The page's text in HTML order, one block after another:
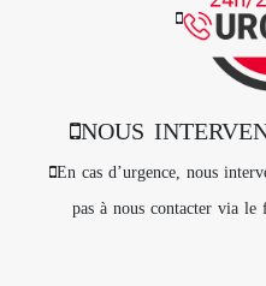
NOUS
En cas d’urgence, nous
pas à nous contacter via le